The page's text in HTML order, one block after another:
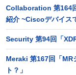
Collaboration 第164
紹介 ~Ciscoデバイス
Security 第94回「
Meraki 第167回「MR
ト？」